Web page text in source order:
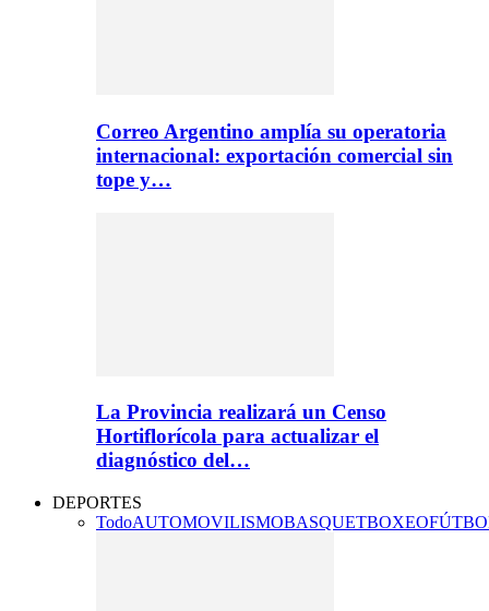
Correo Argentino amplía su operatoria
internacional: exportación comercial sin
tope y…
La Provincia realizará un Censo
Hortiflorícola para actualizar el
diagnóstico del…
DEPORTES
TodoAUTOMOVILISMOBASQUETBOXEO